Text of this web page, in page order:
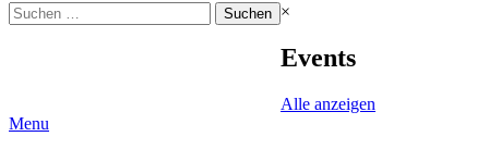
Suchen
nach:
×
Events
Alle anzeigen
Menu